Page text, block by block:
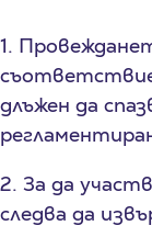
1.
длъжен да
2. За да
следва да